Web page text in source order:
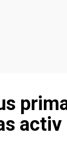
activ